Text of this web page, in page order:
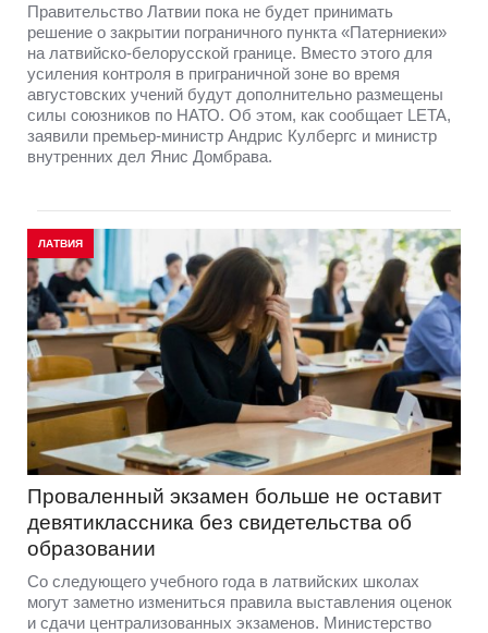
Правительство Латвии пока не будет принимать
решение о закрытии пограничного пункта «Патерниеки»
на латвийско-белорусской границе. Вместо этого для
усиления контроля в приграничной зоне во время
августовских учений будут дополнительно размещены
силы союзников по НАТО. Об этом, как сообщает LETA,
заявили премьер-министр Андрис Кулбергс и министр
внутренних дел Янис Домбрава.
ЛАТВИЯ
Проваленный экзамен больше не оставит
девятиклассника без свидетельства об
образовании
Со следующего учебного года в латвийских школах
могут заметно измениться правила выставления оценок
и сдачи централизованных экзаменов. Министерство